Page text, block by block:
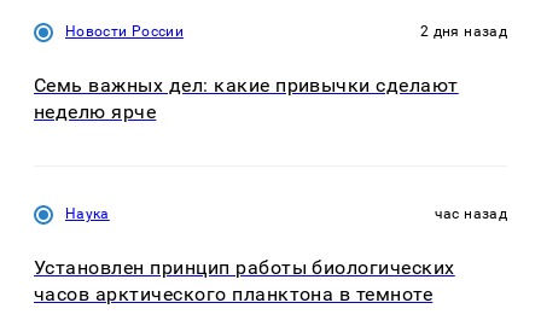
Новости России 2 дня назад
Семь важных дел: какие привычки сделают
неделю ярче
Наука час назад
Установлен принцип работы биологических
часов арктического планктона в темноте